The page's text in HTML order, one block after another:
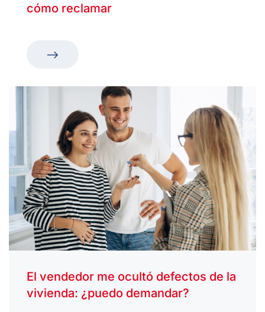
cómo reclamar
El vendedor me ocultó defectos de la
vivienda: ¿puedo demandar?